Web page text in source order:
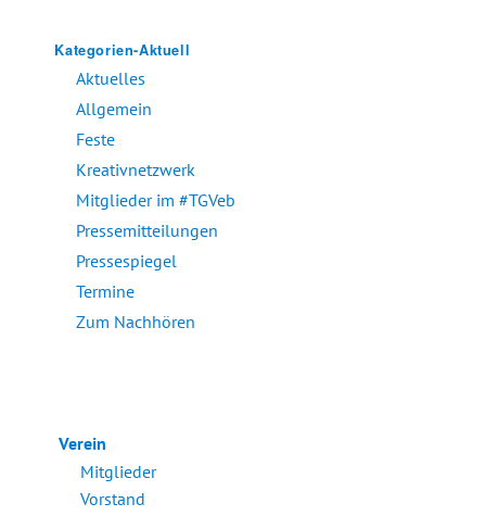
Kategorien-Aktuell
Aktuelles
Allgemein
Feste
Kreativnetzwerk
Mitglieder im #TGVeb
Pressemitteilungen
Pressespiegel
Termine
Zum Nachhören
Verein
Mitglieder
Vorstand